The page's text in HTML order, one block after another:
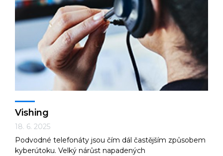
Vishing
18. 6. 2025
Podvodné telefonáty jsou čím dál častějším způsobem
kyberútoku. Velký nárůst napadených